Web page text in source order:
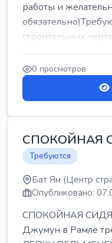
работы и
строительных
армокаркасыОпл...
0 просмотров
СПОКОЙНАЯ
Требуются
Бат Ям (Центр
Опубликовано:
СПОКОЙНАЯ
Джумун в Рамле